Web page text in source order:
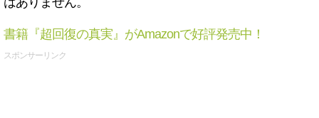
書籍『超回復の真実』がAmazonで好評発売中！
スポンサーリンク